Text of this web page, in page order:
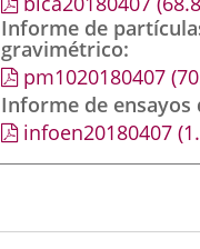
Informe de
gravimétrico
pm1020180407
Informe de ensayos
infoen20180407